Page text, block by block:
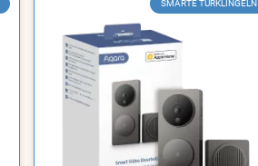
SMARTE TÜRKLINGELN